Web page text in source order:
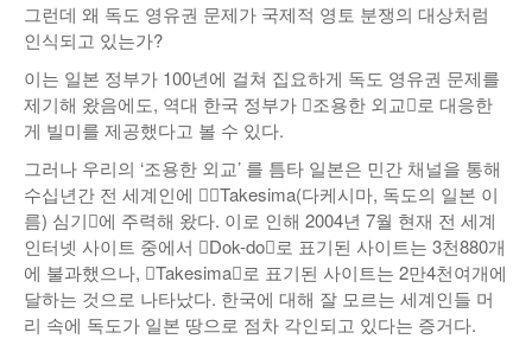
그런데 왜 독도 영유권 문제가 국제적 영토 분쟁의 대상처럼
인식되고 있는가?
이는 일본 정부가 100년에 걸쳐 집요하게 독도 영유권 문제를
제기해 왔음에도, 역대 한국 정부가 󰡐조용한 외교󰡑로 대응한
게 빌미를 제공했다고 볼 수 있다.
그러나 우리의 ‘조용한 외교’ 를 틈타 일본은 민간 채널을 통해
수십년간 전 세계인에 󰡐󰡐Takesima(다케시마, 독도의 일본 이
름) 심기󰡑에 주력해 왔다. 이로 인해 2004년 7월 현재 전 세계
인터넷 사이트 중에서 󰡐Dok-do󰡑로 표기된 사이트는 3천880개
에 불과했으나, 󰡐Takesima󰡑로 표기된 사이트는 2만4천여개에
달하는 것으로 나타났다. 한국에 대해 잘 모르는 세계인들 머
리 속에 독도가 일본 땅으로 점차 각인되고 있다는 증거다.